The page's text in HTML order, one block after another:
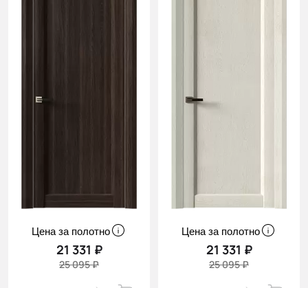
Цена за полотно
21 331 ₽
25 095 ₽
Цена за полотно
21 331 ₽
25 095 ₽